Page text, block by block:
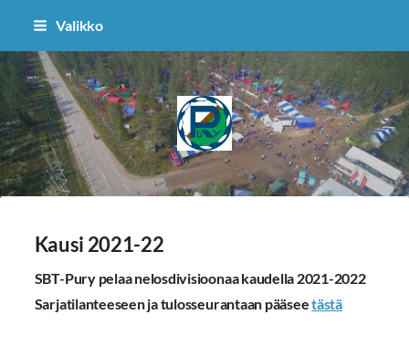
Siirry
sisältöön
Valikko
Puolangan Ryhti
Kausi 2021-22
SBT-Pury pelaa nelosdivisioonaa kaudella 2021-2022
Sarjatilanteeseen ja tulosseurantaan pääseetästä